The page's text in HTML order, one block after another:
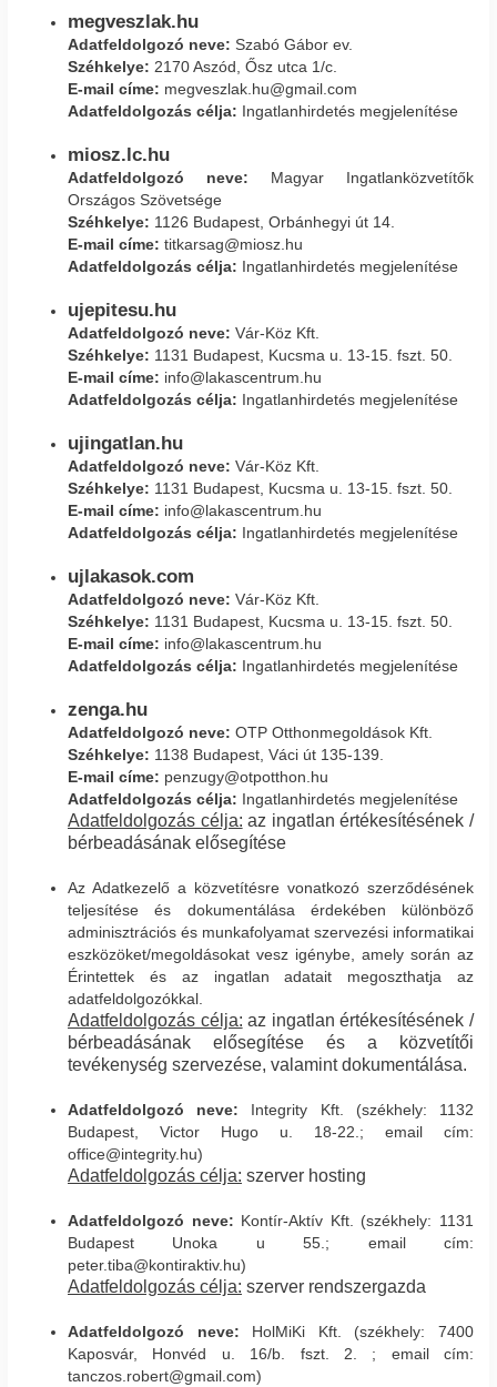
megveszlak.hu
Adatfeldolgozó neve: Szabó Gábor ev.
Széhkelye: 2170 Aszód, Ősz utca 1/c.
E-mail címe: megveszlak.hu@gmail.com
Adatfeldolgozás célja: Ingatlanhirdetés megjelenítése
miosz.lc.hu
Adatfeldolgozó neve: Magyar Ingatlanközvetítők
Országos Szövetsége
Széhkelye: 1126 Budapest, Orbánhegyi út 14.
E-mail címe: titkarsag@miosz.hu
Adatfeldolgozás célja: Ingatlanhirdetés megjelenítése
ujepitesu.hu
Adatfeldolgozó neve: Vár-Köz Kft.
Széhkelye: 1131 Budapest, Kucsma u. 13-15. fszt. 50.
E-mail címe: info@lakascentrum.hu
Adatfeldolgozás célja: Ingatlanhirdetés megjelenítése
ujingatlan.hu
Adatfeldolgozó neve: Vár-Köz Kft.
Széhkelye: 1131 Budapest, Kucsma u. 13-15. fszt. 50.
E-mail címe: info@lakascentrum.hu
Adatfeldolgozás célja: Ingatlanhirdetés megjelenítése
ujlakasok.com
Adatfeldolgozó neve: Vár-Köz Kft.
Széhkelye: 1131 Budapest, Kucsma u. 13-15. fszt. 50.
E-mail címe: info@lakascentrum.hu
Adatfeldolgozás célja: Ingatlanhirdetés megjelenítése
zenga.hu
Adatfeldolgozó neve: OTP Otthonmegoldások Kft.
Széhkelye: 1138 Budapest, Váci út 135-139.
E-mail címe: penzugy@otpotthon.hu
Adatfeldolgozás célja: Ingatlanhirdetés megjelenítése
Adatfeldolgozás célja: az ingatlan értékesítésének /
bérbeadásának elősegítése
Az Adatkezelő a közvetítésre vonatkozó szerződésének
teljesítése és dokumentálása érdekében különböző
adminisztrációs és munkafolyamat szervezési informatikai
eszközöket/megoldásokat vesz igénybe, amely során az
Érintettek és az ingatlan adatait megoszthatja az
adatfeldolgozókkal.
Adatfeldolgozás célja: az ingatlan értékesítésének /
bérbeadásának elősegítése és a közvetítői
tevékenység szervezése, valamint dokumentálása.
Adatfeldolgozó neve: Integrity Kft. (székhely: 1132
Budapest, Victor Hugo u. 18-22.; email cím:
office@integrity.hu)
Adatfeldolgozás célja: szerver hosting
Adatfeldolgozó neve: Kontír-Aktív Kft. (székhely: 1131
Budapest Unoka u 55.; email cím:
peter.tiba@kontiraktiv.hu)
Adatfeldolgozás célja: szerver rendszergazda
Adatfeldolgozó neve: HolMiKi Kft. (székhely: 7400
Kaposvár, Honvéd u. 16/b. fszt. 2. ; email cím:
tanczos.robert@gmail.com)